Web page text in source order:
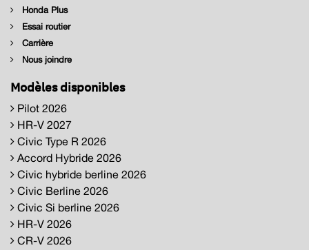
Honda Plus
Essai routier
Carrière
Nous joindre
Modèles disponibles
Pilot 2026
HR-V 2027
Civic Type R 2026
Accord Hybride 2026
Civic hybride berline 2026
Civic Berline 2026
Civic Si berline 2026
HR-V 2026
CR-V 2026